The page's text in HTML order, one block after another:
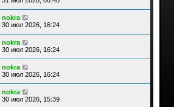
nokra
30 июл 2026, 16:24
nokra
30 июл 2026, 16:24
nokra
30 июл 2026, 16:24
nokra
30 июл 2026, 15:39